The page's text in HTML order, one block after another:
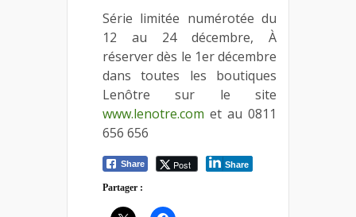
Série limitée numérotée du
12 au 24 décembre, À
réserver dès le 1er décembre
dans toutes les boutiques
Lenôtre sur le site
www.lenotre.com et au 0811
656 656
Share Post Share
Partager :